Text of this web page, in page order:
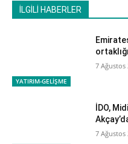
İLGİLİ HABERLER
YATIRIM-GELİŞME
7 Ağustos
İDO,
7 Ağustos